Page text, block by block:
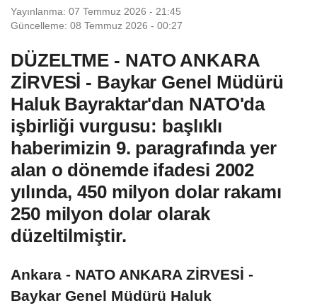
Yayınlanma: 07 Temmuz 2026 - 21:45
Güncelleme: 08 Temmuz 2026 - 00:27
DÜZELTME - NATO ANKARA
ZİRVESİ - Baykar Genel Müdürü
Haluk Bayraktar'dan NATO'da
işbirliği vurgusu: başlıklı
haberimizin 9. paragrafında yer
alan o dönemde ifadesi 2002
yılında, 450 milyon dolar rakamı
250 milyon dolar olarak
düzeltilmiştir.
Ankara - NATO ANKARA ZİRVESİ -
Baykar Genel Müdürü Haluk